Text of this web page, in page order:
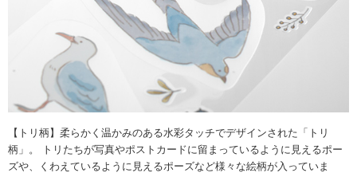
【トリ柄】柔らかく温かみのある水彩タッチでデザインされた「トリ
柄」。 トリたちが写真やポストカードに留まっているように見えるポー
ズや、くわえているように見えるポーズなど様々な絵柄が入っていま